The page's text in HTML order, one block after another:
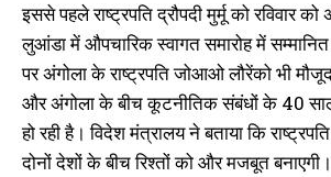
इससे पहले राष्ट्रपति द्रौपदी मुर्मू को रविवार को
लुआंडा में औपचारिक स्वागत समारोह में
पर अंगोला के राष्ट्रपति जोआओ लौरेंको भी
और अंगोला के बीच कूटनीतिक संबंधों के 40
हो रही है। विदेश मंत्रालय ने बताया कि
दोनों देशों के बीच रिश्तों को और मजबूत